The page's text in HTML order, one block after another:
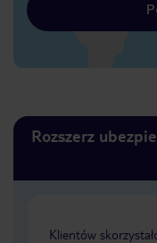
Rozszerz
Klientów